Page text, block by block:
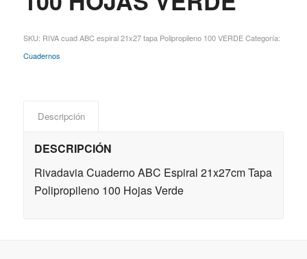
SKU: RIVA cuad ABC espiral 21x27 tapa Polipropileno 100 VERDE Categoría:
Cuadernos
Descripción
DESCRIPCIÓN
Rivadavia Cuaderno ABC Espiral 21x27cm Tapa
Polipropileno 100 Hojas Verde